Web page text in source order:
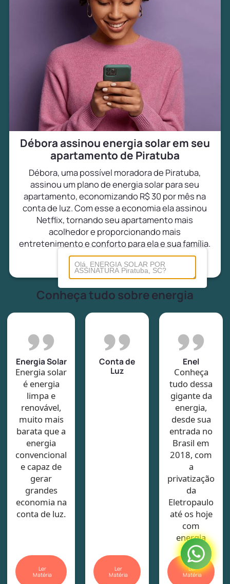
Débora assinou energia solar em seu
apartamento de Piratuba
Débora, uma possível moradora de Piratuba,
assinou um plano de energia solar para seu
apartamento, economizando R$ 30 por mês na
conta de luz. Com esse a economia ela assinou
Netflix, tornando seu apartamento mais
acolhedor e proporcionando mais
entretenimento e conforto para ela e sua família.
Conheça tudo sobre energia
Energia Solar
Energia solar
é energia
limpa e
renovável,
muito mais
barata que a
energia
convencional
e capaz de
gerar
grandes
economia na
conta de luz.
Ler
Matéria
Conta de
Luz
Ler
Matéria
Enel
Conheça
tudo dessa
gigante da
energia,
desde sua
entrada no
Brasil em
2018, com
a
privatização
da
Eletropaulo
até os hoje
com
energia
solar.
Ler
Matéria